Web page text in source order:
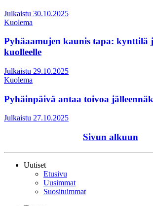
Julkaistu 30.10.2025
Kuolema
Pyhäaamujen kaunis tapa: kynttilä
kuolleelle
Julkaistu 29.10.2025
Kuolema
Pyhäinpäivä antaa toivoa
Julkaistu 27.10.2025
Sivun alkuun
Uutiset
Etusivu
Uusimmat
Suosituimmat